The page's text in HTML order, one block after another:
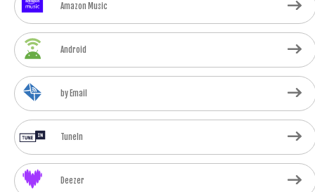
Amazon Music
Android
by Email
TuneIn
Deezer